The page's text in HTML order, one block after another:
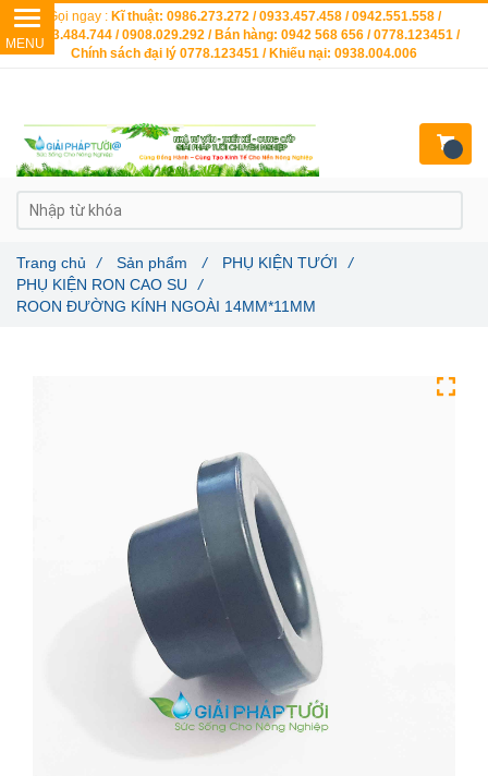
Trang chủ / Sản phẩm / PHỤ KIỆN TƯỚI
/
PHỤ KIỆN RON CAO SU
/
ROON ĐƯỜNG KÍNH NGOÀI 14MM*11MM
Gọi ngay : Kĩ thuật: 0986.273.272 / 0933.457.458 / 0942.551.558 /
0903.484.744 / 0908.029.292 / Bán hàng: 0942 568 656 / 0778.123451 /
Chính sách đại lý 0778.123451 / Khiếu nại: 0938.004.006